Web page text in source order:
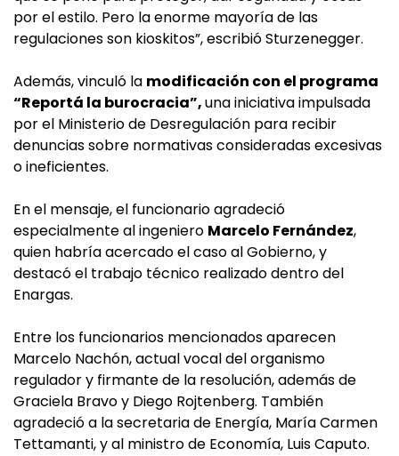
por el estilo. Pero la enorme mayoría de las
regulaciones son kioskitos”, escribió Sturzenegger.
Además, vinculó la modificación con el programa
“Reportá la burocracia”,una iniciativa impulsada
por el Ministerio de Desregulación para recibir
denuncias sobre normativas consideradas excesivas
o ineficientes.
En el mensaje, el funcionario agradeció
especialmente al ingeniero Marcelo Fernández,
quien habría acercado el caso al Gobierno, y
destacó el trabajo técnico realizado dentro del
Enargas.
Entre los funcionarios mencionados aparecen
Marcelo Nachón, actual vocal del organismo
regulador y firmante de la resolución, además de
Graciela Bravo y Diego Rojtenberg. También
agradeció a la secretaria de Energía, María Carmen
Tettamanti, y al ministro de Economía, Luis Caputo.